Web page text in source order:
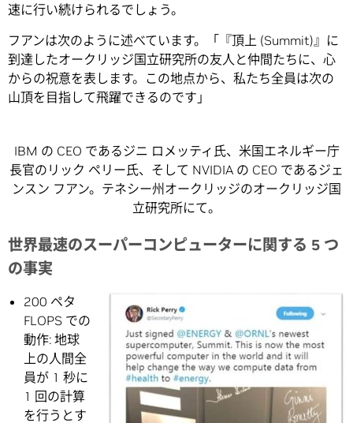
速に行い続けられるでしょう。
フアンは次のように述べています。「『頂上 (Summit)』に
到達したオークリッジ国立研究所の友人と仲間たちに、心
からの祝意を表します。この地点から、私たち全員は次の
山頂を目指して飛躍できるのです」
IBM の CEO であるジニ ロメッティ氏、米国エネルギー庁
長官のリック ペリー氏、そして NVIDIA の CEO であるジェ
ンスン フアン。テネシー州オークリッジのオークリッジ国
立研究所にて。
世界最速のスーパーコンピューターに関する 5 つ
の事実
200 ペタ
FLOPS での
動作: 地球
上の人間全
員が 1 秒に
1 回の計算
を行うとす